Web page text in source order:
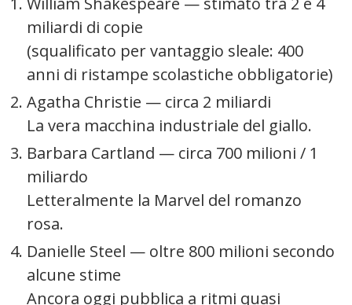
miliardi di copie
(squalificato per vantaggio sleale: 400
anni di ristampe scolastiche obbligatorie)
Agatha Christie — circa 2 miliardi
La vera macchina industriale del giallo.
Barbara Cartland — circa 700 milioni / 1
miliardo
Letteralmente la Marvel del romanzo
rosa.
Danielle Steel — oltre 800 milioni secondo
alcune stime
Ancora oggi pubblica a ritmi quasi